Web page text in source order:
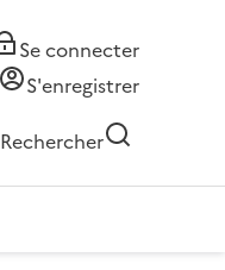
Se connecter
S'enregistrer
Rechercher